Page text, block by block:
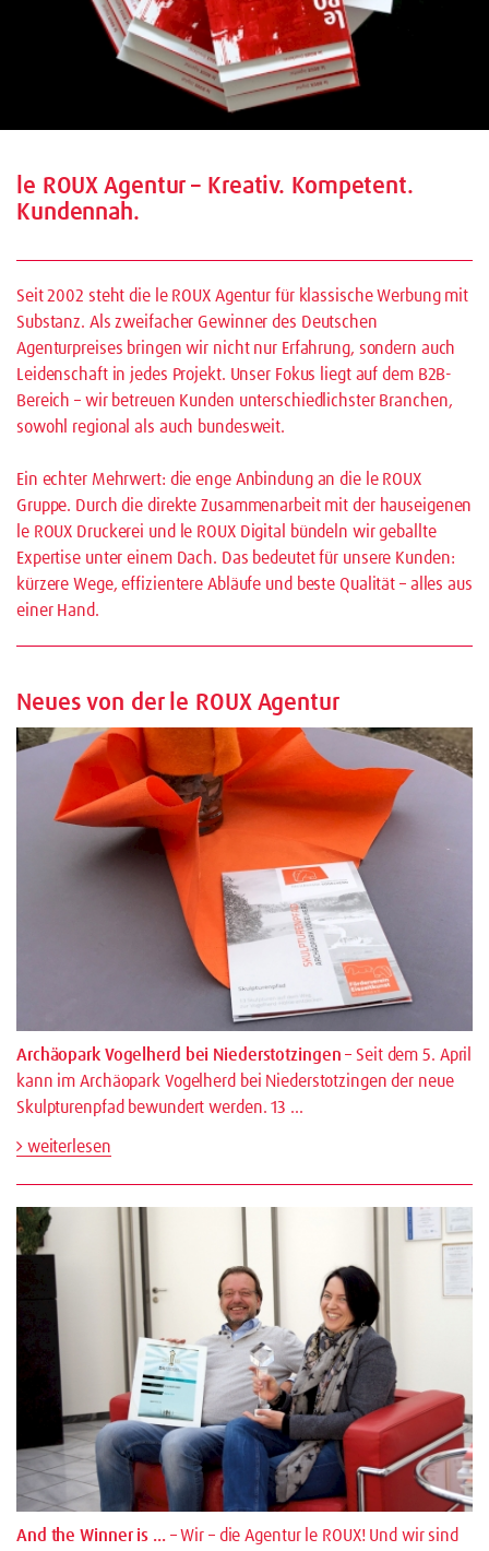
le ROUX Agentur – Kreativ. Kompetent.
Kundennah.
Seit 2002 steht die le ROUX Agentur für klassische Werbung mit
Substanz. Als zweifacher Gewinner des Deutschen
Agenturpreises bringen wir nicht nur Erfahrung, sondern auch
Leidenschaft in jedes Projekt. Unser Fokus liegt auf dem B2B-
Bereich – wir betreuen Kunden unterschiedlichster Branchen,
sowohl regional als auch bundesweit.
Ein echter Mehrwert: die enge Anbindung an die le ROUX
Gruppe. Durch die direkte Zusammenarbeit mit der hauseigenen
le ROUX Druckerei und le ROUX Digital bündeln wir geballte
Expertise unter einem Dach. Das bedeutet für unsere Kunden:
kürzere Wege, effizientere Abläufe und beste Qualität – alles aus
einer Hand.
Neues von der le ROUX Agentur
Archäopark Vogelherd bei Niederstotzingen – Seit dem 5. April
kann im Archäopark Vogelherd bei Niederstotzingen der neue
Skulpturenpfad bewundert werden. 13 …
weiterlesen
And the Winner is ...– Wir – die Agentur le ROUX! Und wir sind